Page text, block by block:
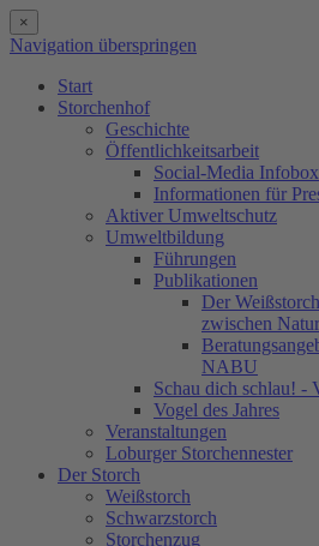
×
Navigation überspringen
Start
Storchenhof
Geschichte
Öffentlichkeitsarbeit
Social-Media Infobox
Informationen für
Aktiver Umweltschutz
Umweltbildung
Führungen
Publikationen
Der
zwischen
NABU
Schau dich schlau! -
Vogel des Jahres
Veranstaltungen
Loburger Storchennester
Der Storch
Weißstorch
Schwarzstorch
Storchenzug